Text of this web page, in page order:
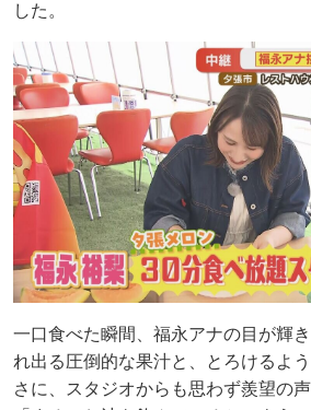
した。
一口食べた瞬間、福永アナの目が輝
れ出る圧倒的な果汁と、とろけるよ
さに、スタジオからも思わず羨望の